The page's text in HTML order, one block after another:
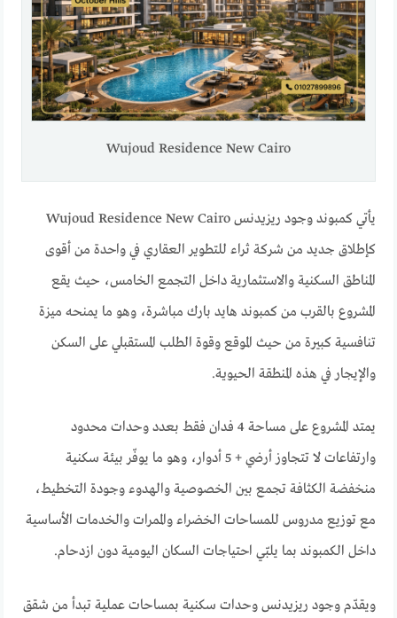
Wujoud Residence New Cairo
يأتي كمبوند وجود ريزيدنس Wujoud Residence New Cairo
كإطلاق جديد من شركة ثراء للتطوير العقاري في واحدة من أقوى
المناطق السكنية والاستثمارية داخل التجمع الخامس، حيث يقع
المشروع بالقرب من كمبوند هايد بارك مباشرة، وهو ما يمنحه ميزة
تنافسية كبيرة من حيث الموقع وقوة الطلب المستقبلي على السكن
والإيجار في هذه المنطقة الحيوية.
يمتد المشروع على مساحة 4 فدان فقط بعدد وحدات محدود
وارتفاعات لا تتجاوز أرضي + 5 أدوار، وهو ما يوفّر بيئة سكنية
منخفضة الكثافة تجمع بين الخصوصية والهدوء وجودة التخطيط،
مع توزيع مدروس للمساحات الخضراء والممرات والخدمات الأساسية
داخل الكمبوند بما يلبّي احتياجات السكان اليومية دون ازدحام.
ويقدّم وجود ريزيدنس وحدات سكنية بمساحات عملية تبدأ من شقق